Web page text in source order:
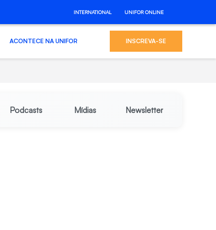
INTERNATIONAL UNIFOR ONLINE
ACONTECE NA UNIFOR INSCREVA-SE
Podcasts Mídias Newsletter